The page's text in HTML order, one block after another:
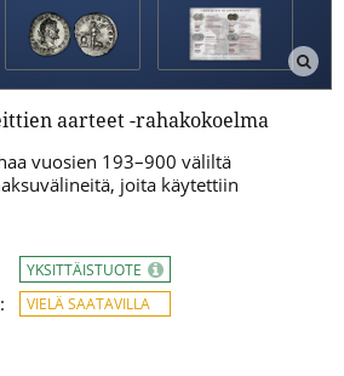
aarteet -rahakokoelma
vuosien 193–900 väliltä
joita käytettiin
YKSITTÄISTUOTE
VIELÄ SAATAVILLA